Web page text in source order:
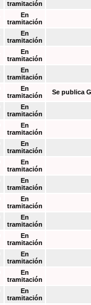
tramitación
En
tramitación
En
tramitación
En
tramitación
En
tramitación
En
tramitación
Se publica
En
tramitación
En
tramitación
En
tramitación
En
tramitación
En
tramitación
En
tramitación
En
tramitación
En
tramitación
En
tramitación
En
tramitación
En
tramitación